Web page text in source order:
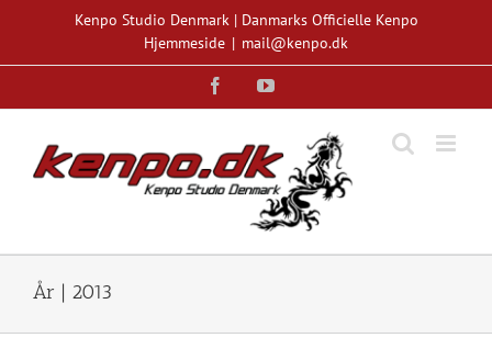
Kenpo Studio Denmark | Danmarks Officielle Kenpo
Hjemmeside | mail@kenpo.dk
FacebookYouTube
År | 2013